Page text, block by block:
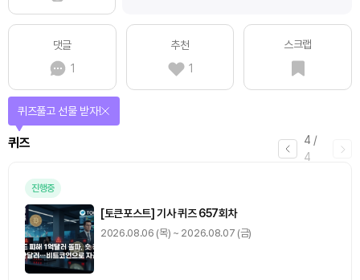
댓글
1
추천
1
스크랩
4 /
4
퀴즈
퀴즈풀고 선물 받자!
진행중
[토큰포스트] 기사 퀴즈 657회차
2026.08.06 (목) ~ 2026.08.07 (금)